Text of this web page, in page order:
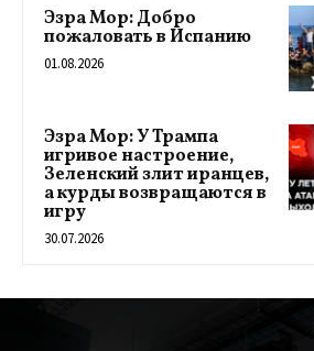
Эзра Мор: Добро
пожаловать в Испанию
01.08.2026
Эзра Мор: У Трампа
игривое настроение,
Зеленский злит иранцев,
а курды возвращаются в
игру
30.07.2026